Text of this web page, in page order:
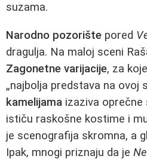
suzama.
Narodno pozorište pored
dragulja. Na maloj sceni
Zagonetne varijacije, za
„najbolja predstava na ovoj
kamelijama izaziva oprečne
ističu raskošne kostime i
je scenografija skromna, a
Ipak, mnogi priznaju da je